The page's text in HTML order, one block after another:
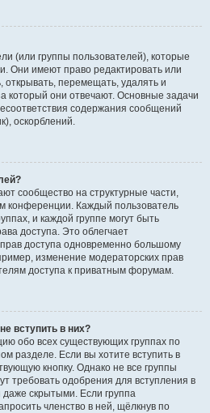
(или группы пользователей), которые
Они имеют право редактировать или
открывать, перемещать, удалять и
который они отвечают. Основные задачи
содержания сообщений
оскорблений.
сообщество на структурные части,
конференции. Каждый пользователь
и каждой группе могут быть
доступа. Это облегчает
доступа одновременно большому
изменение модераторских прав
доступа к приватным форумам.
вступить в них?
обо всех существующих группах по
разделе. Если вы хотите вступить в
кнопку. Однако не все группы
требовать одобрения для вступления в
скрытыми. Если группа
членство в ней, щёлкнув по